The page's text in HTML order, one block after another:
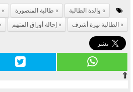
والدة الطالبة طالبة المنصورة
الطالبة نيرة أشرف
إحالة أوراق المتهم
⇧